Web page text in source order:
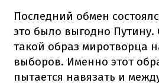
Последний обмен
это было выгодно Путину.
такой образ миротворца
выборов. Именно этот
пытается навязать и